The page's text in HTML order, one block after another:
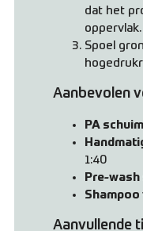
dat het
oppervlak.
Spoel
Aanbevolen
PA
1:40
Pre-
Shampoo
Aanvullende